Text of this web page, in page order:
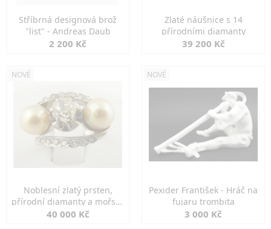
Stříbrná designová brož
"list" - Andreas Daub
2 200 Kč
Zlaté náušnice s 14
přírodními diamanty
39 200 Kč
NOVÉ
Noblesní zlatý prsten,
přírodní diamanty a mořské
perly
40 000 Kč
NOVÉ
Pexider František - Hráč na
fujaru trombita
3 000 Kč